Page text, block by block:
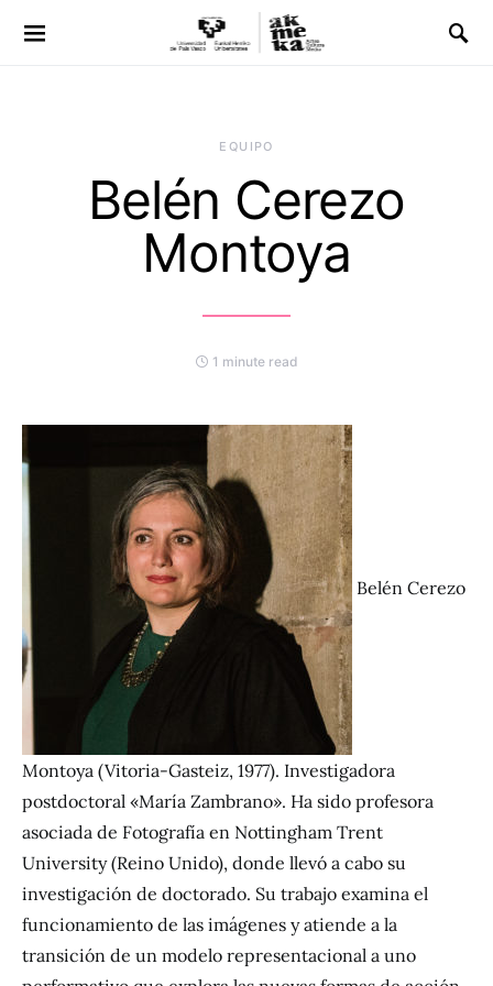
EQUIPO
Belén Cerezo
Montoya
1 minute read
Belén Cerezo
Montoya (Vitoria-Gasteiz, 1977). Investigadora
postdoctoral «María Zambrano». Ha sido profesora
asociada de Fotografía en Nottingham Trent
University (Reino Unido), donde llevó a cabo su
investigación de doctorado. Su trabajo examina el
funcionamiento de las imágenes y atiende a la
transición de un modelo representacional a uno